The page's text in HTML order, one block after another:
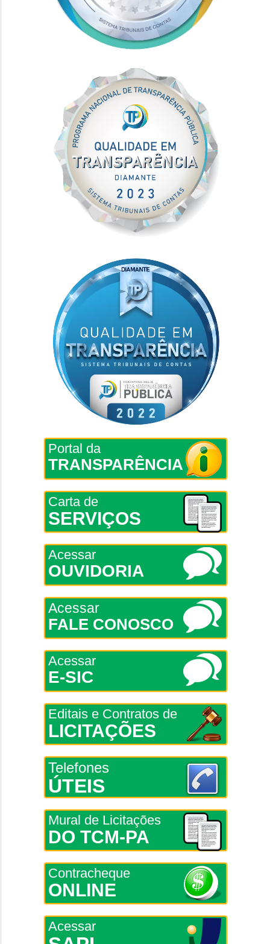
Portal da
TRANSPARÊNCIA
Carta de
SERVIÇOS
Acessar
OUVIDORIA
Acessar
FALE CONOSCO
Acessar
E-SIC
Editais e Contratos de
LICITAÇÕES
Telefones
ÚTEIS
Mural de Licitações
DO TCM-PA
Contracheque
ONLINE
Acessar